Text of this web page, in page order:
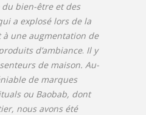
du bien-être et des
a explosé lors de la
une augmentation de
d’ambiance. Il y
de maison. Au-
de marques
ou Baobab, dont
nous avons été